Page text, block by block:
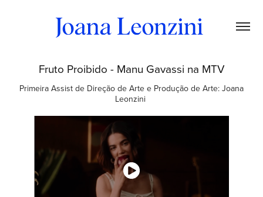
Fruto Proibido - Manu Gavassi na MTV
Primeira Assist de Direção de Arte e Produção de Arte: Joana
Leonzini